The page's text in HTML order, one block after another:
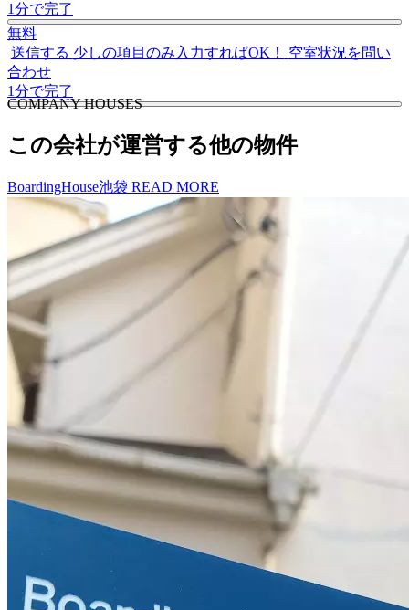
1分で完了
無料
送信する 少しの項目のみ入力すればOK！
空室状況を問い
合わせ
1分で完了
COMPANY HOUSES
この会社が運営する他の物件
BoardingHouse池袋 READ MORE